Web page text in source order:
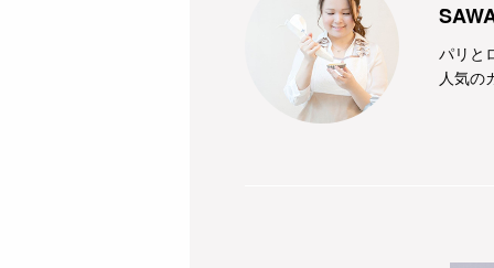
パリと
人気の